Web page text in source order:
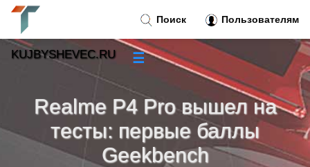
Realme P4 Pro вышел на
тесты: первые баллы
Geekbench
Поиск Пользователям
KUJBYSHEVEC.RU ☰
Новости»
Тренды новостей »
Рубрики»